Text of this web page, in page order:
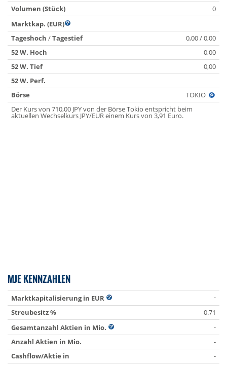
Volumen (Stück)
0
Marktkap. (EUR)
Tageshoch /Tagestief
0,00 / 0,00
52 W. Hoch
0,00
52 W. Tief
0,00
52 W. Perf.
Börse
TOKIO
Der Kurs von 710,00 JPY von der Börse Tokio entspricht beim
aktuellen Wechselkurs JPY/EUR einem Kurs von 3,91 Euro.
MJE KENNZAHLEN
Marktkapitalisierung in EUR
-
Streubesitz %
0.71
Gesamtanzahl Aktien in Mio.
-
Anzahl Aktien in Mio.
-
Cashflow/Aktie in
-